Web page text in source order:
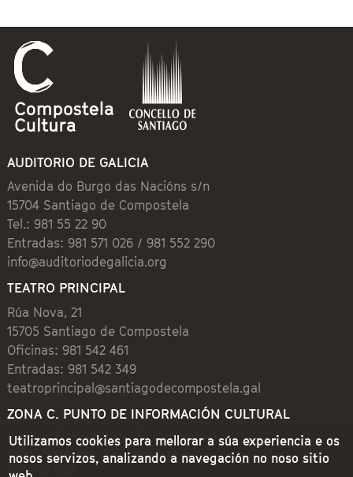
AUDITORIO DE GALICIA
Avenida do Burgo das Nacións s/n
15704 Santiago de Compostela
Tel.: 981 55 22 90
Entradas: 981 571 026 / 981 552 290
info@auditoriodegalicia.org
TEATRO PRINCIPAL
Rúa Nova, 21
15705 Santiago de Compostela
Oficinas: 981 542 461
Entradas: 981 542 349
teatroprincipal@santiagodecompostela.gal
ZONA C. PUNTO DE INFORMACIÓN CULTURAL
Preguntoiro, 1 (Praza de Cervantes)
15704 Santiago de Compostela
981 542 462
Utilizamos cookies para mellorar a súa experiencia e os
nosos servizos, analizando a navegación no noso sitio